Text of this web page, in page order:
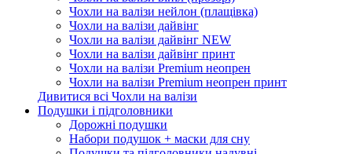
Чохли на валізи нейлон (плащівка)
Чохли на валізи дайвінг
Чохли на валізи дайвінг NEW
Чохли на валізи дайвінг принт
Чохли на валізи Premium неопрен
Чохли на валізи Premium неопрен принт
Дивитися всі Чохли на валізи
Подушки і підголовники
Дорожні подушки
Набори подушок + маски для сну